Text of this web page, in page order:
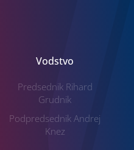
Vodstvo
Predsednik Rihard
Grudnik
Podpredsednik Andrej
Knez